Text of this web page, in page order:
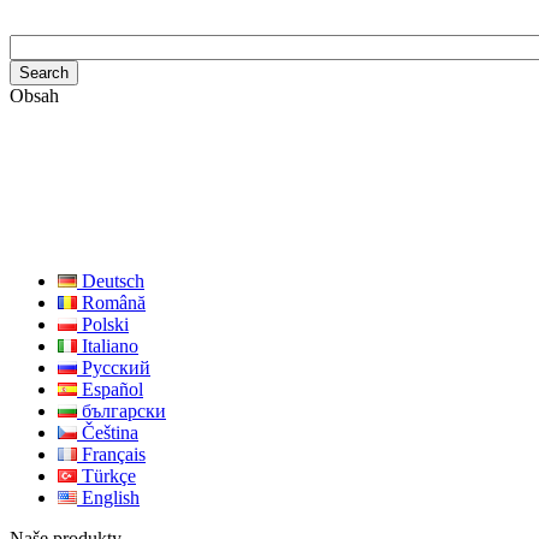
Obsah
Deutsch
Română
Polski
Italiano
Русский
Español
български
Čeština
Français
Türkçe
English